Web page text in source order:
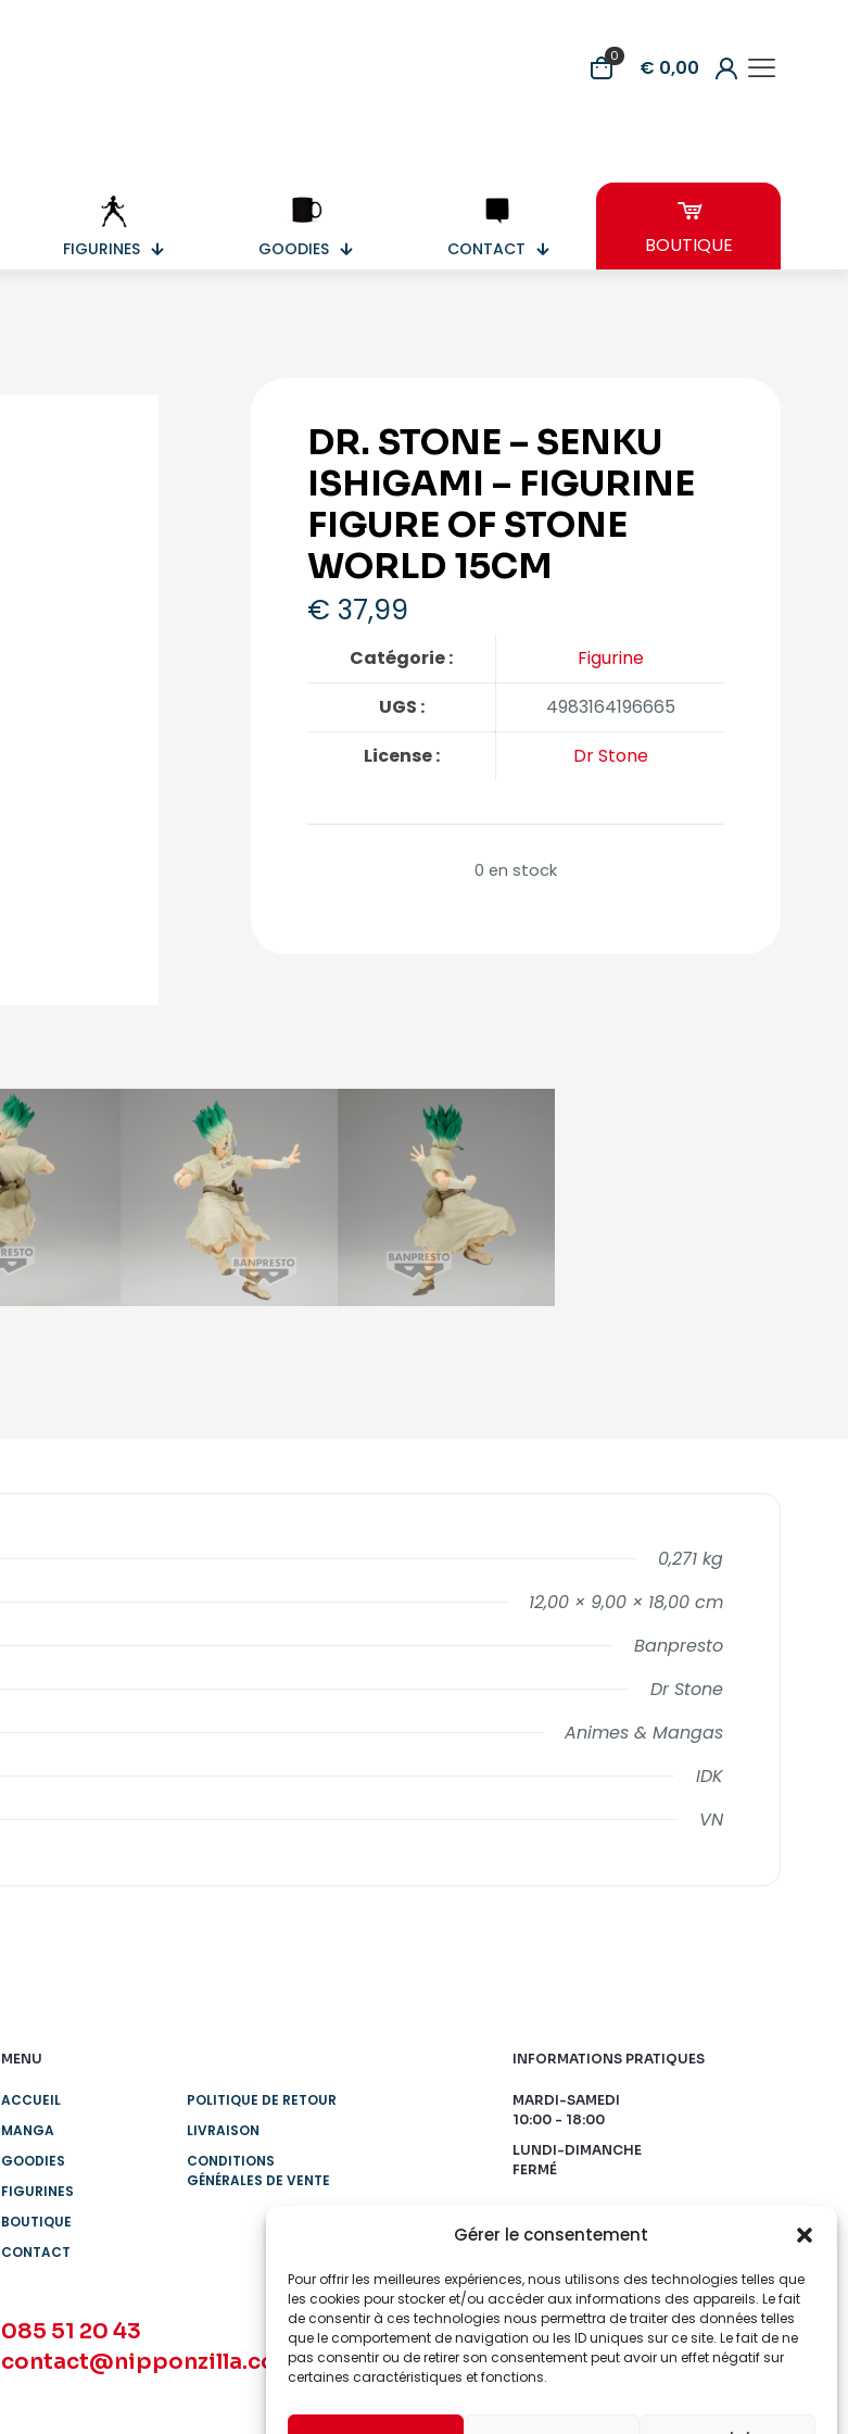
Gérer le consentement
Pour offrir les meilleures expériences, nous utilisons des technologies telles que
les cookies pour stocker et/ou accéder aux informations des appareils. Le fait
de consentir à ces technologies nous permettra de traiter des données telles
que le comportement de navigation ou les ID uniques sur ce site. Le fait de ne
pas consentir ou de retirer son consentement peut avoir un effet négatif sur
certaines caractéristiques et fonctions.
0 € 0,00
FIGURINES GOODIES CONTACT BOUTIQUE
DR. STONE – SENKU
ISHIGAMI – FIGURINE
FIGURE OF STONE
WORLD 15CM
€ 37,99
Catégorie :
Figurine
UGS :
4983164196665
License :
Dr Stone
0 en stock
0,271 kg
12,00 × 9,00 × 18,00 cm
Banpresto
Dr Stone
Animes & Mangas
IDK
VN
MENU
ACCUEIL
MANGA
GOODIES
FIGURINES
BOUTIQUE
CONTACT
POLITIQUE DE RETOUR
LIVRAISON
CONDITIONS
GÉNÉRALES DE VENTE
085 51 20 43
contact@nipponzilla.com
INFORMATIONS PRATIQUES
MARDI-SAMEDI
10:00 - 18:00
LUNDI-DIMANCHE
FERMÉ